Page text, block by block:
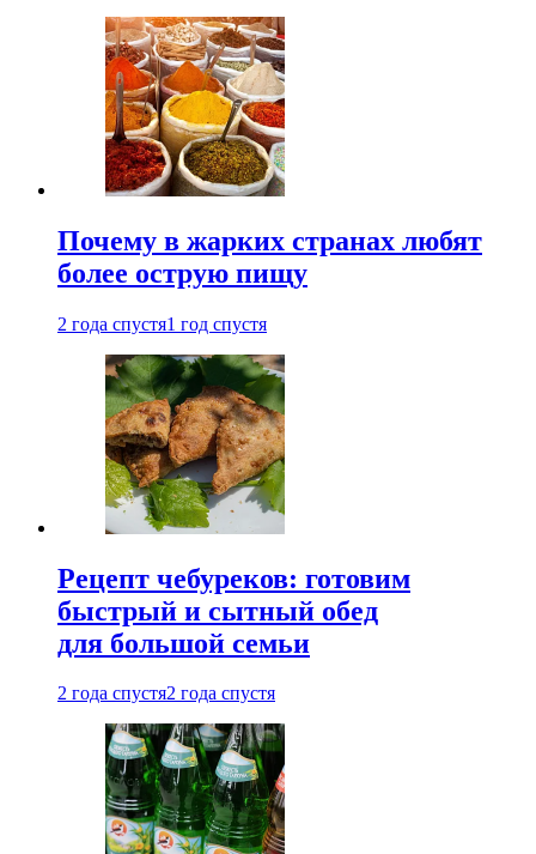
Почему в жарких странах любят
более острую пищу
2 года спустя1 год спустя
Рецепт чебуреков: готовим
быстрый и сытный обед
для большой семьи
2 года спустя2 года спустя